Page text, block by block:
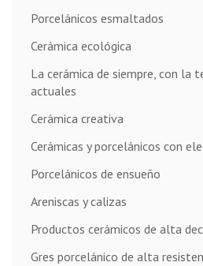
Porcelánicos esmaltados
Cerámica ecológica
La cerámica de siempre, con la
actuales
Cerámica creativa
Cerámicas y porcelánicos con
Porcelánicos de ensueño
Areniscas y calizas
Productos cerámicos de alta
Gres porcelánico de alta